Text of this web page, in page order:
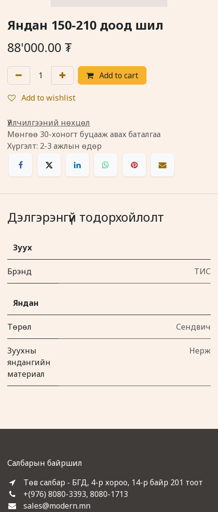
Яндан 150-210 доод шил
88'000.00 ₮
Add to cart
Add to wishlist
Үйлчилгээний нөхцөл
Мөнгөө 30-хоногт буцааж авах баталгаа
Хүргэлт: 2-3 ажлын өдөр
Дэлгэрэнгүй тодорхойлолт
Зуух
Брэнд ТИС
Яндан
Төрөл Сендвич
Зуухны
яндангийн
материал
Нерж
Салбарын байршил
Төв салбар - БГД, 4-р хороо, 14-р байр 201 тоот
+(976) 8080-3393, 8080-1713
sales@modern.mn